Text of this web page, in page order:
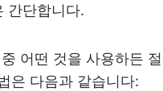
간단합니다.
어떤 것을 사용하든
은 다음과 같습니다: